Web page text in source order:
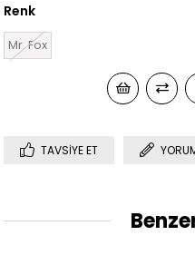
Renk
Mr. Fox
TAVSIYE ET